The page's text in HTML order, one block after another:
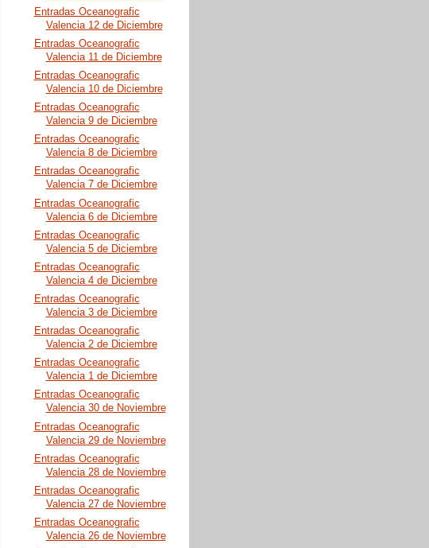
Entradas Oceanografic
Valencia 12 de Diciembre
Entradas Oceanografic
Valencia 11 de Diciembre
Entradas Oceanografic
Valencia 10 de Diciembre
Entradas Oceanografic
Valencia 9 de Diciembre
Entradas Oceanografic
Valencia 8 de Diciembre
Entradas Oceanografic
Valencia 7 de Diciembre
Entradas Oceanografic
Valencia 6 de Diciembre
Entradas Oceanografic
Valencia 5 de Diciembre
Entradas Oceanografic
Valencia 4 de Diciembre
Entradas Oceanografic
Valencia 3 de Diciembre
Entradas Oceanografic
Valencia 2 de Diciembre
Entradas Oceanografic
Valencia 1 de Diciembre
Entradas Oceanografic
Valencia 30 de Noviembre
Entradas Oceanografic
Valencia 29 de Noviembre
Entradas Oceanografic
Valencia 28 de Noviembre
Entradas Oceanografic
Valencia 27 de Noviembre
Entradas Oceanografic
Valencia 26 de Noviembre